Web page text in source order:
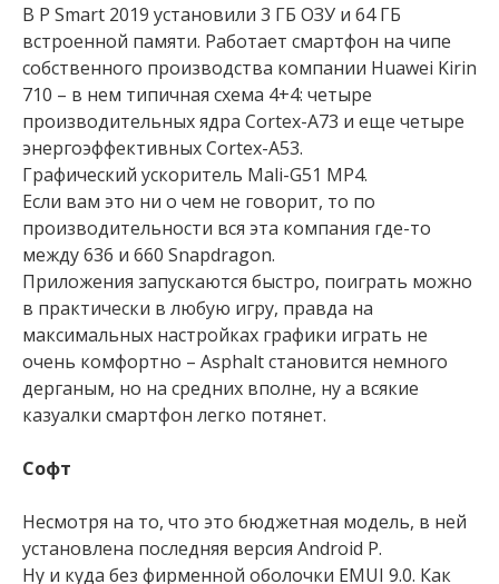
В P Smart 2019 установили 3 ГБ ОЗУ и 64 ГБ
встроенной памяти. Работает смартфон на чипе
собственного производства компании Huawei Kirin
710 – в нем типичная схема 4+4: четыре
производительных ядра Cortex-A73 и еще четыре
энергоэффективных Cortex-A53.
Графический ускоритель Mali-G51 MP4.
Если вам это ни о чем не говорит, то по
производительности вся эта компания где-то
между 636 и 660 Snapdragon.
Приложения запускаются быстро, поиграть можно
в практически в любую игру, правда на
максимальных настройках графики играть не
очень комфортно – Asphalt становится немного
дерганым, но на средних вполне, ну а всякие
казуалки смартфон легко потянет.
Софт
Несмотря на то, что это бюджетная модель, в ней
установлена последняя версия Android P.
Ну и куда без фирменной оболочки EMUI 9.0. Как